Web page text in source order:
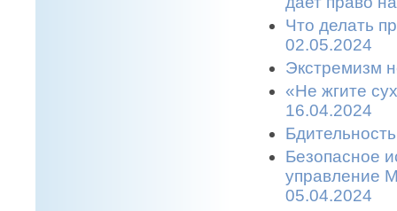
Что делать
02.05.2024
Экстремизм
«Не жгите
16.04.2024
Безопасное
управление
05.04.2024